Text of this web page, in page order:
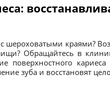
шероховатыми краями?
Обращайтесь в
поверхностного
зуба и восстановят